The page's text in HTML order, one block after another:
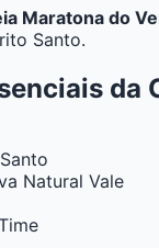
Maratona do
Santo.
da
Natural Vale